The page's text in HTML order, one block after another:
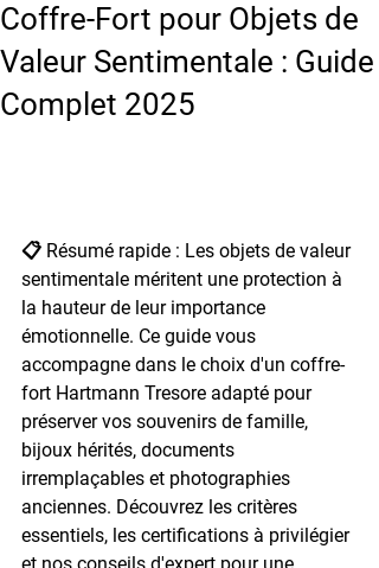
Coffre-Fort pour Objets de
Valeur Sentimentale : Guide
Complet 2025
📋 Résumé rapide : Les objets de valeur
sentimentale méritent une protection à
la hauteur de leur importance
émotionnelle. Ce guide vous
accompagne dans le choix d'un coffre-
fort Hartmann Tresore adapté pour
préserver vos souvenirs de famille,
bijoux hérités, documents
irremplaçables et photographies
anciennes. Découvrez les critères
essentiels, les certifications à privilégier
et nos conseils d'expert pour une